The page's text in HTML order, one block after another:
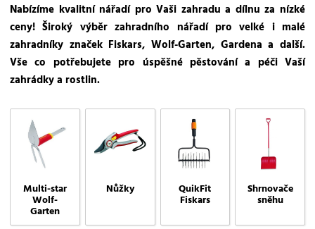
Nabízíme kvalitní nářadí pro Vaši zahradu a dílnu za nízké
ceny! Široký výběr zahradního nářadí pro velké i malé
zahradníky značek Fiskars, Wolf-Garten, Gardena a další.
Vše co potřebujete pro úspěšné pěstování a péči Vaší
zahrádky a rostlin.
Multi-star
Wolf-
Garten
Nůžky QuikFit
Fiskars
Shrnovače
sněhu